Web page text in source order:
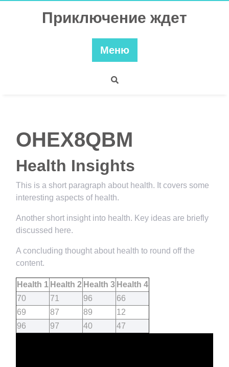
Приключение ждет
Меню
OHEX8QBM
Health Insights
This is a short paragraph about health. It covers some
interesting aspects of health.
Another short insight into health. Key ideas are briefly
discussed here.
A concluding thought about health to round off the
content.
Health 1 Health 2 Health 3 Health 4
70
71 96
66
69
87 89
12
96
97 40 47